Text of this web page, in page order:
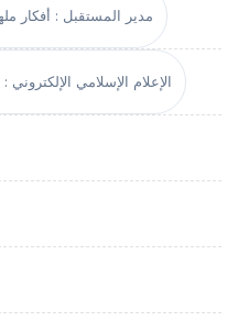
مدير المستقبل : أفكار
الإعلام الإسلامي